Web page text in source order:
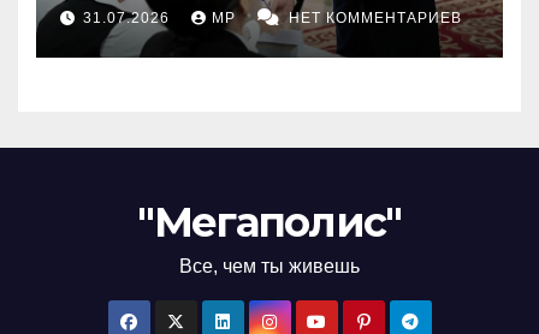
31.07.2026 MP НЕТ КОММЕНТАРИЕВ
"Мегаполис"
Все, чем ты живешь